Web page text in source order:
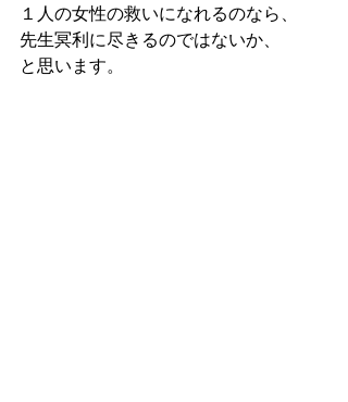
１人の女性の救いになれるのなら、
先生冥利に尽きるのではないか、
と思います。